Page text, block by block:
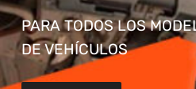
PARA TODOS LOS
DE VEHÍCULOS